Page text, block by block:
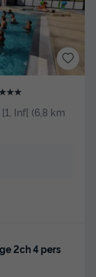
Inf[ (6,8 km
2ch 4 pers